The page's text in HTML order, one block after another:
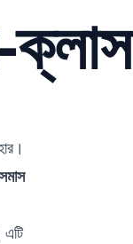
ক্লাস